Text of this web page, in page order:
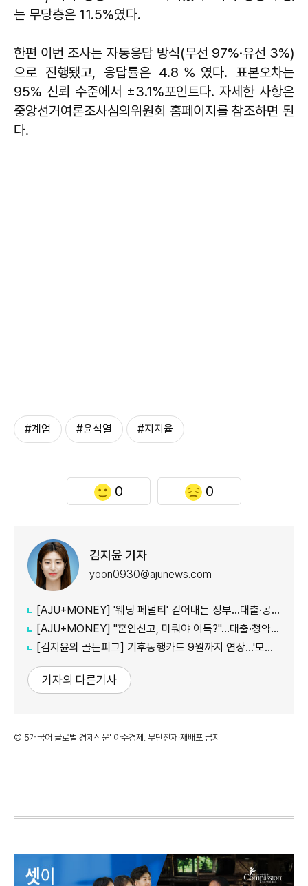
는 무당층은 11.5%였다.
한편 이번 조사는 자동응답 방식(무선 97%·유선 3%)
으로 진행됐고, 응답률은 4.8％였다. 표본오차는
95% 신뢰 수준에서 ±3.1%포인트다. 자세한 사항은
중앙선거여론조사심의위원회 홈페이지를 참조하면 된
다.
#계엄 #윤석열 #지지율
0 0
김지윤 기자
yoon0930@ajunews.com
[AJU+MONEY] '웨딩 페널티' 걷어내는 정부…대출·공공임대 불이익 줄인다
[AJU+MONEY] "혼인신고, 미뤄야 이득?"…대출·청약·세금 따져보니
[김지윤의 골든피그] 기후동행카드 9월까지 연장…'모두의카드' 갈아탈 땐 혜택 따져야
기자의 다른기사
©'5개국어 글로벌 경제신문' 아주경제. 무단전재·재배포 금지